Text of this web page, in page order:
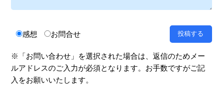
感想 お問合せ
※「お問い合わせ」を選択された場合は、返信のためメー
ルアドレスのご入力が必須となります。お手数ですがご記
入をお願いいたします。